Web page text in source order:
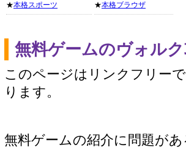
★本格スポーツ ★本格ブラウザ
無料ゲームのヴォル
このページはリンクフリー
ります。
無料ゲームの紹介に問題が